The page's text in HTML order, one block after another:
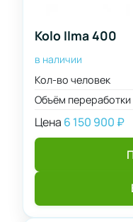
Kolo Ilma 400
в наличии
Кол-во человек
Объём переработки
Цена 6 150 900 ₽